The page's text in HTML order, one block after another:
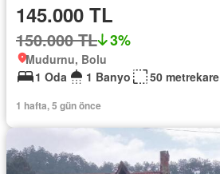
145.000 TL
150.000 TL 3%
Mudurnu, Bolu
1 Oda
1 Banyo 50 metrekare
1 hafta, 5 gün önce